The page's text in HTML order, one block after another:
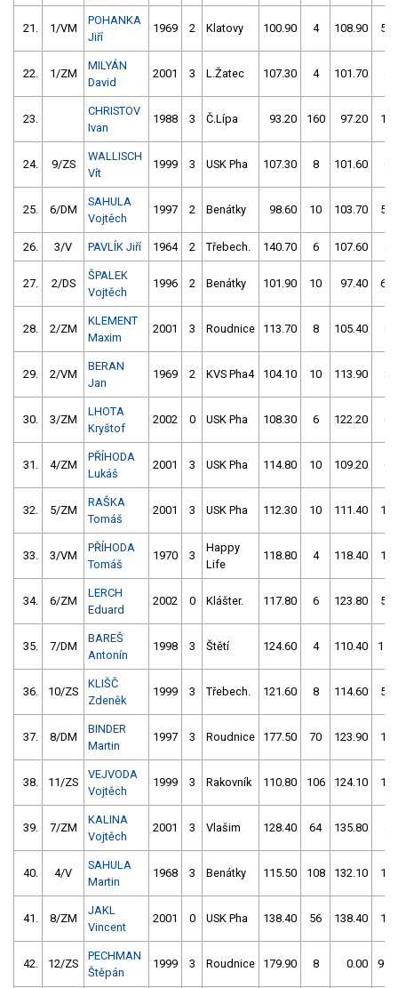
21. 1/VM
POHANKA
Jiří
1969 2 Klatovy 100.90 4 108.90 56
22. 1/ZM
MILYÁN
David
2001 3 L.Žatec 107.30 4 101.70 4
23.
CHRISTOV
Ivan
1988 3 Č.Lípa 93.20 160 97.20 10
24. 9/ZS
WALLISCH
Vít
1999 3 USK Pha 107.30 8 101.60 6
25. 6/DM
SAHULA
Vojtěch
1997 2 Benátky 98.60 10 103.70 56
26. 3/V PAVLÍK Jiří 1964 2 Třebech. 140.70 6 107.60 4
27. 2/DS
ŠPALEK
Vojtěch
1996 2 Benátky 101.90 10 97.40 60
28. 2/ZM
KLEMENT
Maxim
2001 3 Roudnice 113.70 8 105.40 8
29. 2/VM
BERAN
Jan
1969 2 KVS Pha4 104.10 10 113.90 8
30. 3/ZM
LHOTA
Kryštof
2002 0 USK Pha 108.30 6 122.20 6
31. 4/ZM
PŘÍHODA
Lukáš
2001 3 USK Pha 114.80 10 109.20 6
32. 5/ZM
RAŠKA
Tomáš
2001 3 USK Pha 112.30 10 111.40 12
33. 3/VM
PŘÍHODA
Tomáš
1970 3
Happy
Life
118.80 4 118.40 10
34. 6/ZM
LERCH
Eduard
2002 0 Klášter. 117.80 6 123.80 58
35. 7/DM
BAREŠ
Antonín
1998 3 Štětí 124.60 4 110.40 110
36. 10/ZS
KLIŠČ
Zdeněk
1999 3 Třebech. 121.60 8 114.60 56
37. 8/DM
BINDER
Martin
1997 3 Roudnice 177.50 70 123.90 10
38. 11/ZS
VEJVODA
Vojtěch
1999 3 Rakovník 110.80 106 124.10 12
39. 7/ZM
KALINA
Vojtěch
2001 3 Vlašim 128.40 64 135.80 4
40. 4/V
SAHULA
Martin
1968 3 Benátky 115.50 108 132.10 10
41. 8/ZM
JAKL
Vincent
2001 0 USK Pha 138.40 56 138.40 12
42. 12/ZS
PECHMAN
Štěpán
1999 3 Roudnice 179.90 8 0.00 999